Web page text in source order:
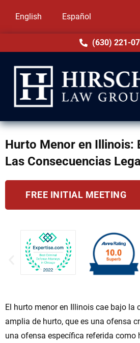
English Español
(630) 221-
Hurto Menor en Illinois:
Las Consecuencias
FREE INITIAL MEETING
El hurto menor en Illinois cae bajo la
amplia de hurto, que es una ofensa
una ofensa específica referida como